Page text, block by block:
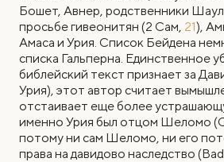
Бошет, Авнер, родственники
просьбе гивеонитян (2 Сам, 21),
Амаса и Урия. Список Бейдена
списка Гальперна. Единственное
библейский текст признает за
Урия), этот автор считает
отстаивает еще более
именно Урия был отцом Шеломо
потому ни сам Шеломо, ни его
права на давидово наследство